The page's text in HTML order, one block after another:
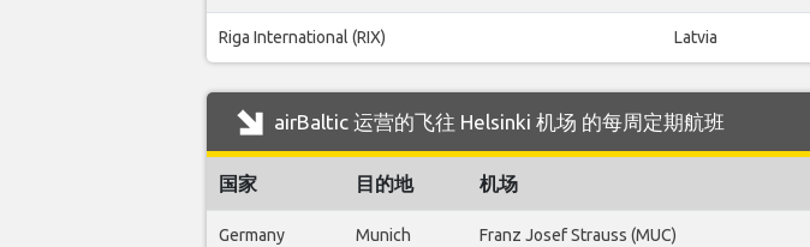
Riga International (RIX) Latvia
airBaltic 运营的飞往 Helsinki 机场 的每周定期航班
国家 目的地 机场
Germany Munich Franz Josef Strauss (MUC)